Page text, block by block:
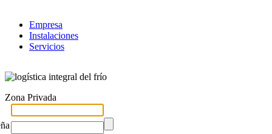
Empresa
Instalaciones
Servicios
logística integral del frío
Zona Privada